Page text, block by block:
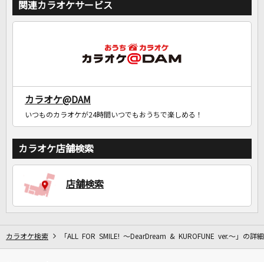
関連カラオケサービス
カラオケ@DAM
いつものカラオケが24時間いつでもおうちで楽しめる！
カラオケ店舗検索
店舗検索
カラオケ検索 「ALL FOR SMILE! ～DearDream & KUROFUNE ver.～」の詳細